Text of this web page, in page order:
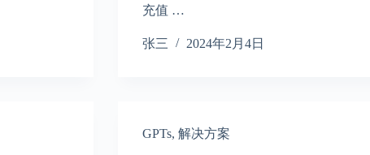
充值 …
张三 2024年2月4日
GPTs, 解决方案